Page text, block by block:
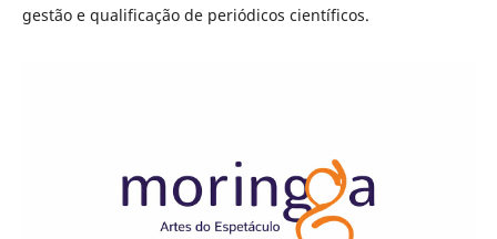
gestão e qualificação de periódicos científicos.